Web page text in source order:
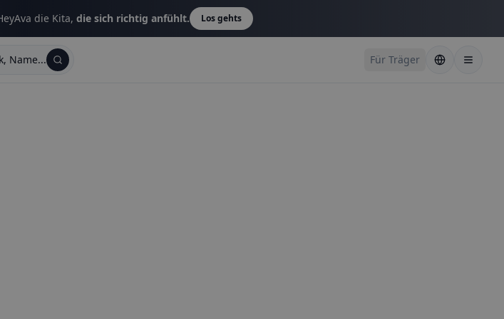
die Kita, die sich richtig anfühlt. Los gehts
Name... Für Träger